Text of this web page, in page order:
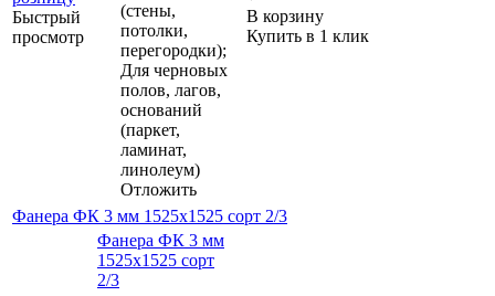
Быстрый
просмотр
(стены,
потолки,
перегородки);
Для черновых
полов, лагов,
оснований
(паркет,
ламинат,
линолеум)
Отложить
В корзину
Купить в 1 клик
Фанера ФК 3 мм 1525х1525 сорт 2/3
Фанера ФК 3 мм
1525х1525 сорт
2/3